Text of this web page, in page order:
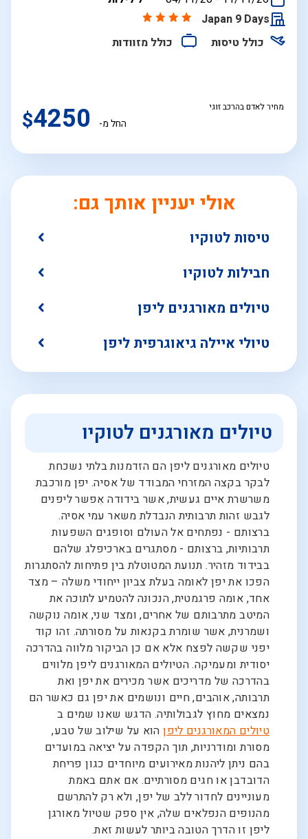
Japan 9 Days
כולל טיסות
כולל מזוודות
מחיר לאדם בהרכב זוגי
החל מ- $4250
אולי יעניין אותך גם:
טיסות לטוקיו
חבילות לטוקיו
טיולים מאורגנים ליפן
טיולי איילה גיאוגרפית ליפן
טיולים מאורגנים לטוקיו
טיולים מאורגנים ליפן הם הזדמנות בלתי נשכחת
לבקר בקצה המזרחי המבודד של אסיה. יפן מורכבת
משרשרת איים געשית, אשר בידודה אִפשר ליפנים
לגבש זהות תרבותית הנבדלת משאר עמי אסיה.
ברצותם - נפתחים אל העולם וסופגים השפעות
תרבותיות, ברצותם - מסתגרים בארכיפלג שלהם
בבידוד מזהיר. תנועת המטוטלת בין פתיחות להסתגרות
הפכו את יפן לאומה בעלת צביון ייחודי משלה – מצד
אחד, אומה פרגמטית, הנכונה להטמיע לתוכה את
המיטב מתרבותם של אחרים, ומצד שני, אומה נוקשה
ושמרנית, אשר שומרת בקנאות על מסורתה. זהו קוד
יפני שקשה לפצח אלא אם כן הביקור מלווה בהדרכה
יסודית ומעמיקה. הטיולים המאורגנים ליפן מלווים
בהדרכה של מדריכים אשר מכירים את יפן ואת
תרבותה, אוהבים, חיים ונושמים את יפן גם כאשר הם
נמצאים מחוץ לגבולותיה. הדגש שאנו שמים ב
טיולים המאורגנים ליפןהוא על שילוב של טבע,
מסורת ומודרניות, תוך הקפדה על יציאה במועדים
בהם ניתן ליהנות מאירועים מיוחדים כגון פריחת
הדובדבן או חגים מסורתיים. אם אתם באמת
מעוניינים לחדור ללב של יפן, ולא רק להתרשם
מהנופים הנפלאים שלה, אין ספק שטיול מאורגן
ליפן זו הדרך הטובה ביותר לעשות זאת.